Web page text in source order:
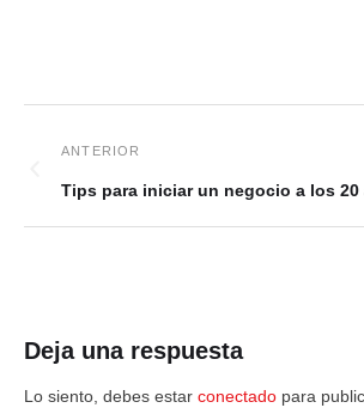
Tips para iniciar un negocio a los 20
Deja una respuesta
Lo siento, debes estar conectado para